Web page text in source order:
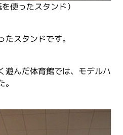
使ったスタンド）
スタンドです。
遊んだ体育館では、モデルハ